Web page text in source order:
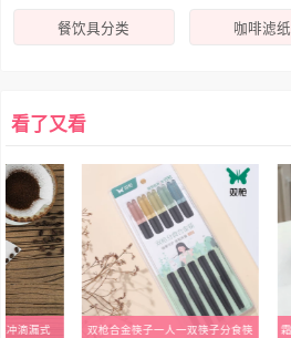
餐饮具分类 咖啡滤纸
看了又看
冲滴漏式 双枪合金筷子一人一双筷子分食筷